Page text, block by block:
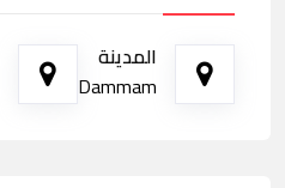
المدينة
Dammam